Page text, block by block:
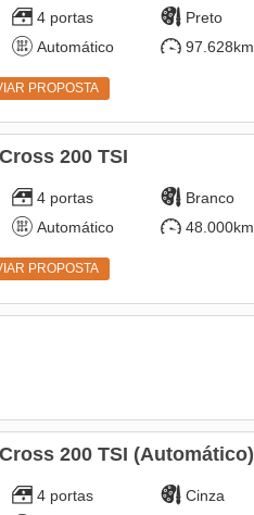
4 portas
Preto
Automático 97.628km
PROPOSTA
200 TSI
4 portas
Branco
Automático 48.000km
PROPOSTA
200 TSI (Automático)
4 portas
Cinza